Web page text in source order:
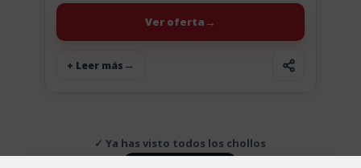
Con el sensor inalámbrico de contacto Elgato...
+ Leer más
Ver oferta
✓ Ya has visto todos los chollos